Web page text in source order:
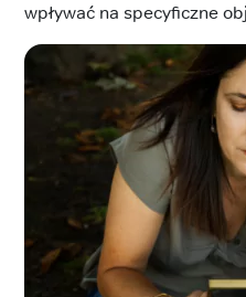
wpływać na specyficzne